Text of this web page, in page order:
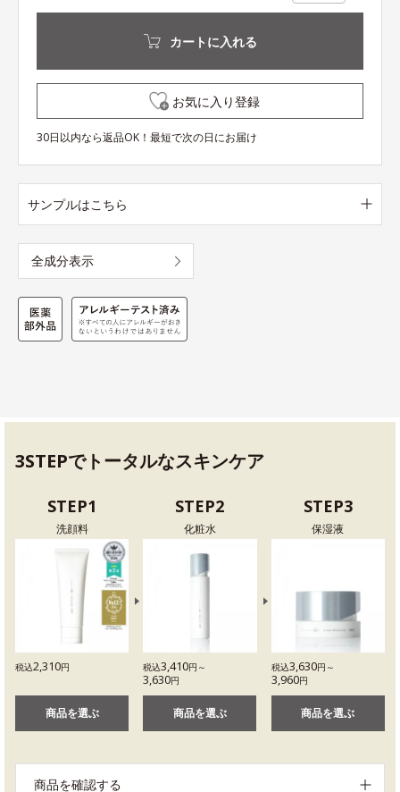
カートに入れる
お気に入り登録
30日以内なら返品OK！最短で次の日にお届け
サンプルはこちら
全成分表示
3STEPでトータルなスキンケア
STEP1
洗顔料
税込2,310円
商品を選ぶ
STEP2
化粧水
税込3,410円～
3,630円
商品を選ぶ
STEP3
保湿液
税込3,630円～
3,960円
商品を選ぶ
商品を確認する